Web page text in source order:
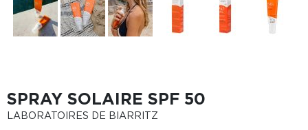
SPRAY SOLAIRE SPF 50
LABORATOIRES DE BIARRITZ